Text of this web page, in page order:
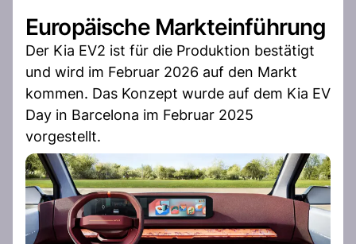
Europäische Markteinführung
Der Kia EV2 ist für die Produktion bestätigt
und wird im Februar 2026 auf den Markt
kommen. Das Konzept wurde auf dem Kia EV
Day in Barcelona im Februar 2025
vorgestellt.